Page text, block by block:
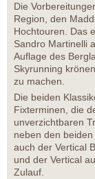
Die
Region, den
Hochtouren. Das
Sandro Martinelli
Auflage des
Skyrunning
zu machen.
Die beiden
Fixterminen, die
unverzichtbaren
neben den
auch der Vertical
und der Vertical
Zulauf.